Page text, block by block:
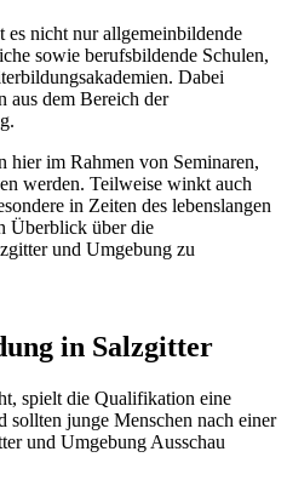
nicht nur allgemeinbildende
sowie berufsbildende Schulen,
Dabei
aus dem Bereich der
hier im Rahmen von Seminaren,
werden. Teilweise winkt auch
in Zeiten des lebenslangen
Überblick über die
und Umgebung zu
in Salzgitter
spielt die Qualifikation eine
sollten junge Menschen nach einer
und Umgebung Ausschau